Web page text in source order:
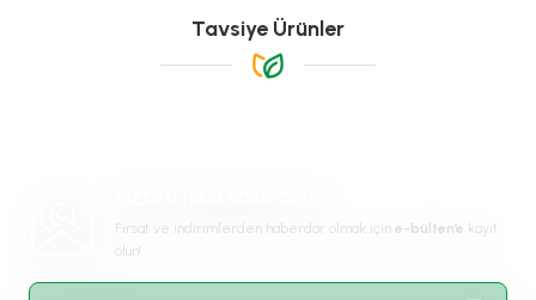
Görüş ve önerileriniz için teşekkür ederiz.
Ürün resmi kalitesiz, bozuk veya görüntülenemiyor.
Tavsiye Ürünler
Fırsat ve indirimlerden haberdar olmak için e-bülten’e kayıt
olun!